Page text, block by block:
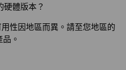
硬體版本？
性因地區而異。請至您地區的
。